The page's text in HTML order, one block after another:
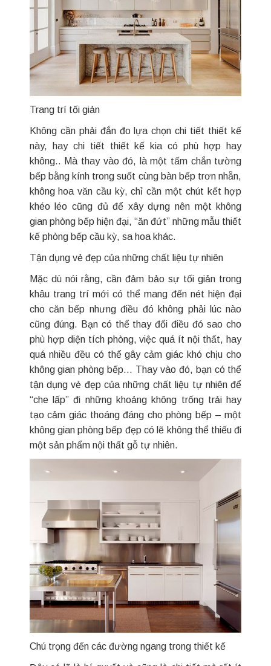
Trang trí tối giản
Không cần phải đắn đo lựa chọn chi tiết thiết kế
này, hay chi tiết thiết kế kia có phù hợp hay
không.. Mà thay vào đó, là một tấm chắn tường
bếp bằng kính trong suốt cùng bàn bếp trơn nhẵn,
không hoa văn cầu kỳ, chỉ cần một chút kết hợp
khéo léo cũng đủ để xây dựng nên một không
gian phòng bếp hiện đại, “ăn đứt” những mẫu thiết
kế phòng bếp cầu kỳ, sa hoa khác.
Tận dụng vẻ đẹp của những chất liệu tự nhiên
Mặc dù nói rằng, cần đảm bảo sự tối giản trong
khâu trang trí mới có thể mang đến nét hiện đại
cho căn bếp nhưng điều đó không phải lúc nào
cũng đúng. Bạn có thể thay đổi điều đó sao cho
phù hợp diện tích phòng, việc quá ít nội thất, hay
quá nhiều đều có thể gây cảm giác khó chịu cho
không gian phòng bếp… Thay vào đó, bạn có thể
tận dụng vẻ đẹp của những chất liệu tự nhiên để
“che lấp” đi những khoảng không trống trải hay
tạo cảm giác thoáng đáng cho phòng bếp – một
không gian phòng bếp đẹp có lẽ không thể thiếu đi
một sản phẩm nội thất gỗ tự nhiên.
Chú trọng đến các đường ngang trong thiết kế